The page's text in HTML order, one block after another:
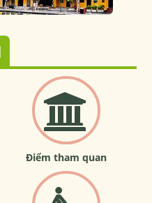
Điểm tham quan